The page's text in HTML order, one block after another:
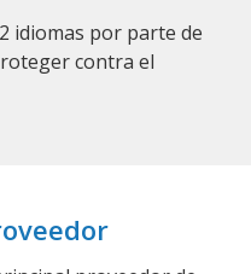
idiomas por parte de
contra el